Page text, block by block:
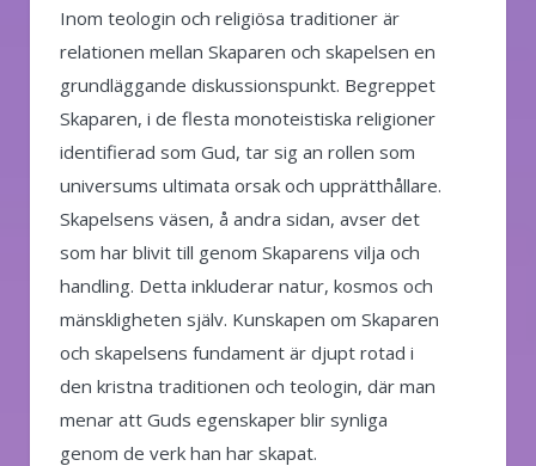
Inom teologin och religiösa traditioner är
relationen mellan Skaparen och skapelsen en
grundläggande diskussionspunkt. Begreppet
Skaparen, i de flesta monoteistiska religioner
identifierad som Gud, tar sig an rollen som
universums ultimata orsak och upprätthållare.
Skapelsens väsen, å andra sidan, avser det
som har blivit till genom Skaparens vilja och
handling. Detta inkluderar natur, kosmos och
mänskligheten själv. Kunskapen om Skaparen
och skapelsens fundament är djupt rotad i
den kristna traditionen och teologin, där man
menar att Guds egenskaper blir synliga
genom de verk han har skapat.